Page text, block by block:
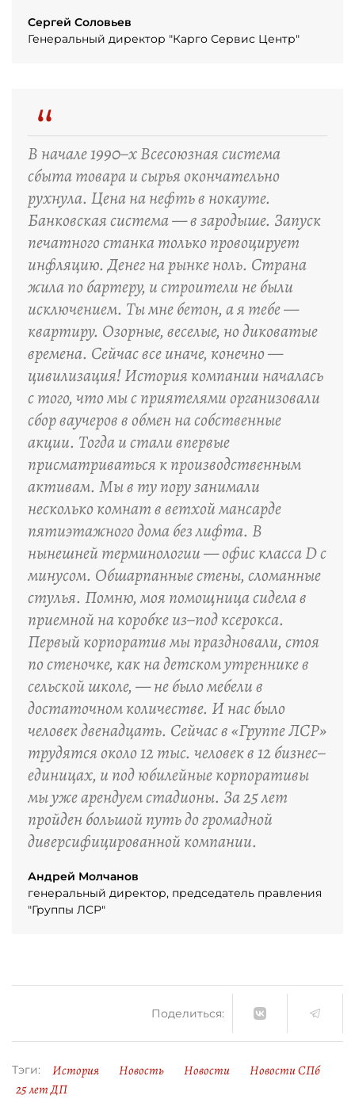
Сергей Соловьев
Генеральный директор "Карго Сервис Центр"
“
В начале 1990–х Всесоюзная система
сбыта товара и сырья окончательно
рухнула. Цена на нефть в нокауте.
Банковская система — в зародыше. Запуск
печатного станка только провоцирует
инфляцию. Денег на рынке ноль. Страна
жила по бартеру, и строители не были
исключением. Ты мне бетон, а я тебе —
квартиру. Озорные, веселые, но диковатые
времена. Сейчас все иначе, конечно —
цивилизация! История компании началась
с того, что мы с приятелями организовали
сбор ваучеров в обмен на собственные
акции. Тогда и стали впервые
присматриваться к производственным
активам. Мы в ту пору занимали
несколько комнат в ветхой мансарде
пятиэтажного дома без лифта. В
нынешней терминологии — офис класса D с
минусом. Обшарпанные стены, сломанные
стулья. Помню, моя помощница сидела в
приемной на коробке из–под ксерокса.
Первый корпоратив мы праздновали, стоя
по стеночке, как на детском утреннике в
сельской школе, — не было мебели в
достаточном количестве. И нас было
человек двенадцать. Сейчас в «Группе ЛСР»
трудятся около 12 тыс. человек в 12 бизнес–
единицах, и под юбилейные корпоративы
мы уже арендуем стадионы. За 25 лет
пройден большой путь до громадной
диверсифицированной компании.
Андрей Молчанов
генеральный директор, председатель правления
"Группы ЛСР"
Поделиться:
Тэги: История Новость Новости
Новости СПб
25 лет ДП